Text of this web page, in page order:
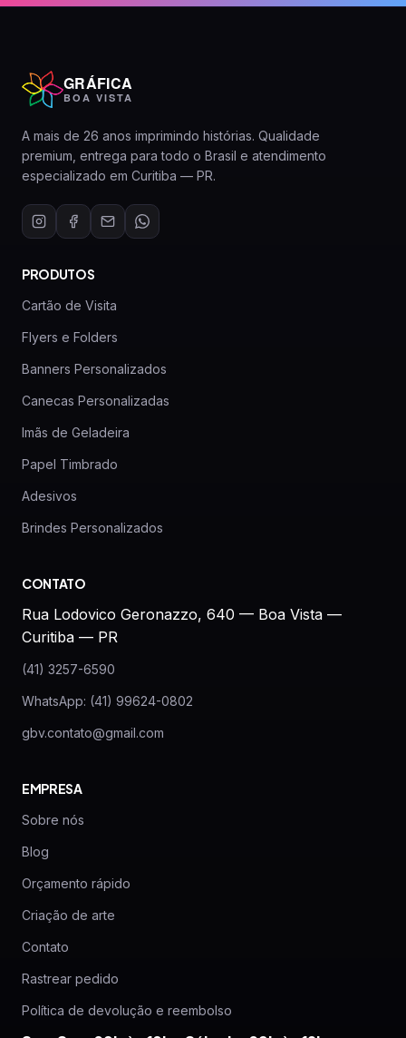
GRÁFICA
BOA VISTA
A mais de 26 anos imprimindo histórias. Qualidade
premium, entrega para todo o Brasil e atendimento
especializado em Curitiba — PR.
PRODUTOS
Cartão de Visita
Flyers e Folders
Banners Personalizados
Canecas Personalizadas
Imãs de Geladeira
Papel Timbrado
Adesivos
Brindes Personalizados
CONTATO
Rua Lodovico Geronazzo, 640 — Boa Vista —
Curitiba — PR
(41) 3257-6590
WhatsApp: (41) 99624-0802
gbv.contato@gmail.com
EMPRESA
Sobre nós
Blog
Orçamento rápido
Criação de arte
Contato
Rastrear pedido
Política de devolução e reembolso